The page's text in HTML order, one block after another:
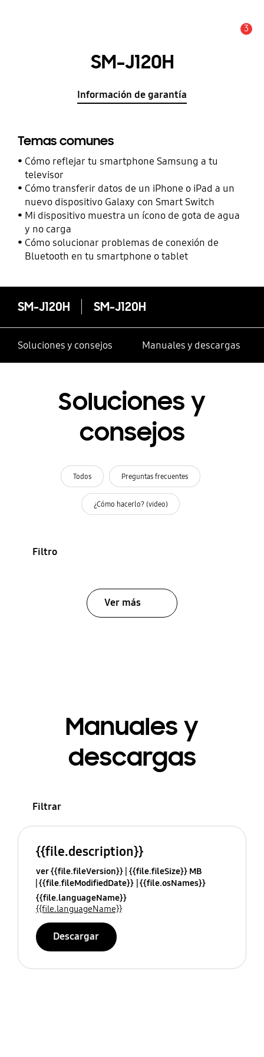
3
SM-J120H
Información de garantía
Temas comunes
Cómo reflejar tu smartphone Samsung a tu
televisor
Cómo transferir datos de un iPhone o iPad a un
nuevo dispositivo Galaxy con Smart Switch
Mi dispositivo muestra un ícono de gota de agua
y no carga
Cómo solucionar problemas de conexión de
Bluetooth en tu smartphone o tablet
SM-J120H SM-J120H
Soluciones y consejos Manuales y descargas
Soluciones y
consejos
Todos Preguntas frecuentes
¿Cómo hacerlo? (video)
Filtro
Ver más
Manuales y
descargas
Filtrar
{{file.description}}
ver {{file.fileVersion}} {{file.fileSize}} MB
{{file.fileModifiedDate}} {{file.osNames}}
{{file.languageName}}
{{file.languageName}}
Descargar